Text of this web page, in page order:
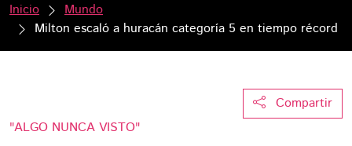
Inicio
Mundo
Milton escaló a huracán categoría 5 en tiempo récord
Compartir
"ALGO NUNCA VISTO"